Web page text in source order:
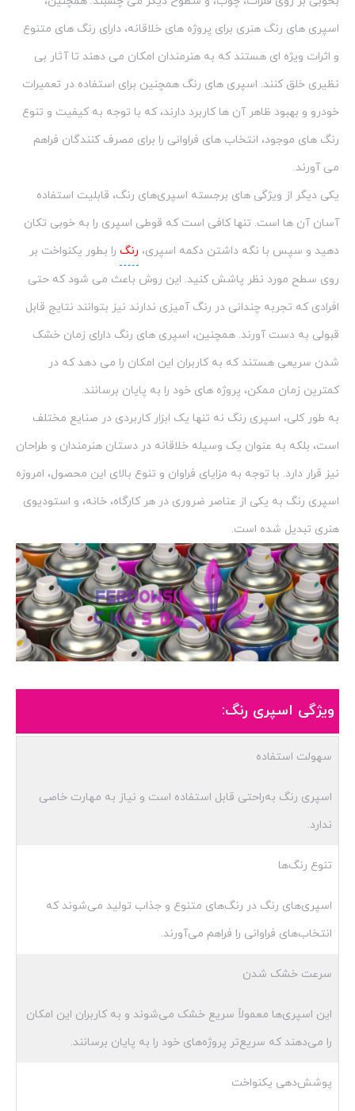
اسپری های رنگ هنری برای پروژه های خلاقانه، دارای رنگ های متنوع
و اثرات ویژه ای هستند که به هنرمندان امکان می دهند تا آثار بی
نظیری خلق کنند. اسپری های رنگ همچنین برای استفاده در تعمیرات
خودرو و بهبود ظاهر آن ها کاربرد دارند، که با توجه به کیفیت و تنوع
رنگ های موجود، انتخاب های فراوانی را برای مصرف کنندگان فراهم
می آورند.
یکی دیگر از ویژگی های برجسته اسپری‌های رنگ، قابلیت استفاده
آسان آن ها است. تنها کافی است که قوطی اسپری را به خوبی تکان
دهید و سپس با نگه داشتن دکمه اسپری، رنگ را بطور یکنواخت بر
روی سطح مورد نظر پاشش کنید. این روش باعث می شود که حتی
افرادی که تجربه چندانی در رنگ آمیزی ندارند نیز بتوانند نتایج قابل
قبولی به دست آورند. همچنین، اسپری های رنگ دارای زمان خشک
شدن سریعی هستند که به کاربران این امکان را می دهد که در
کمترین زمان ممکن، پروژه های خود را به پایان برسانند.
به طور کلی، اسپری رنگ نه تنها یک ابزار کاربردی در صنایع مختلف
است، بلکه به عنوان یک وسیله خلاقانه در دستان هنرمندان و طراحان
نیز قرار دارد. با توجه به مزایای فراوان و تنوع بالای این محصول، امروزه
اسپری رنگ به یکی از عناصر ضروری در هر کارگاه، خانه، و استودیوی
هنری تبدیل شده است.
ویژگی اسپری رنگ:
سهولت استفاده
اسپری رنگ به‌راحتی قابل استفاده است و نیاز به مهارت خاصی
ندارد.
تنوع رنگ‌ها
اسپری‌های رنگ در رنگ‌های متنوع و جذاب تولید می‌شوند که
انتخاب‌های فراوانی را فراهم می‌آورند.
سرعت خشک شدن
این اسپری‌ها معمولاً سریع خشک می‌شوند و به کاربران این امکان
را می‌دهند که سریع‌تر پروژه‌های خود را به پایان برسانند.
پوشش‌دهی یکنواخت